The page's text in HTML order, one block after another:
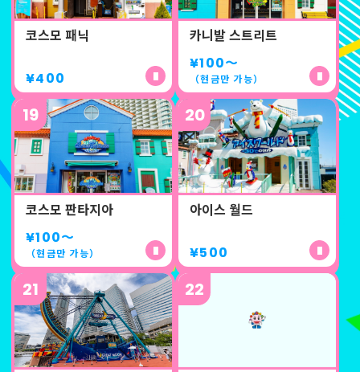
코스모 패닉
¥400
카니발 스트리트
¥100〜
（현금만 가능）
코스모 판타지아
¥100〜
（현금만 가능）
19
아이스 월드
¥500
20
21 22